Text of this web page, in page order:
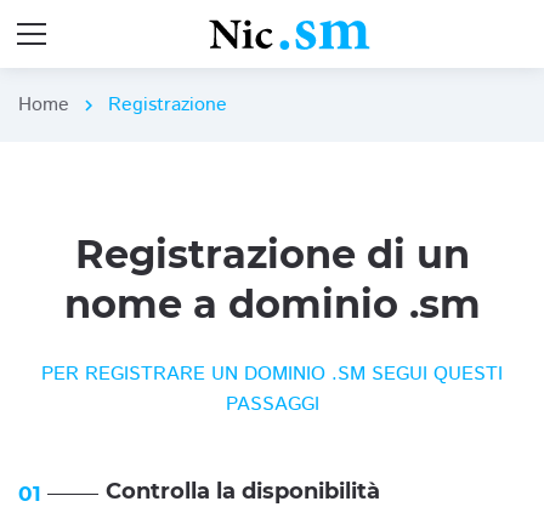
Home chevron_right Registrazione
Registrazione di un
nome a dominio .sm
PER REGISTRARE UN DOMINIO .SM SEGUI QUESTI
PASSAGGI
01 Controlla la disponibilità